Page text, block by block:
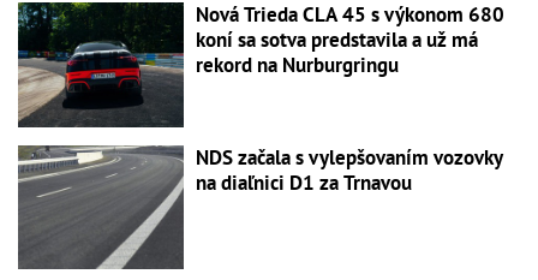
Nová Trieda CLA 45 s výkonom 680
koní sa sotva predstavila a už má
rekord na Nurburgringu
NDS začala s vylepšovaním vozovky
na diaľnici D1 za Trnavou